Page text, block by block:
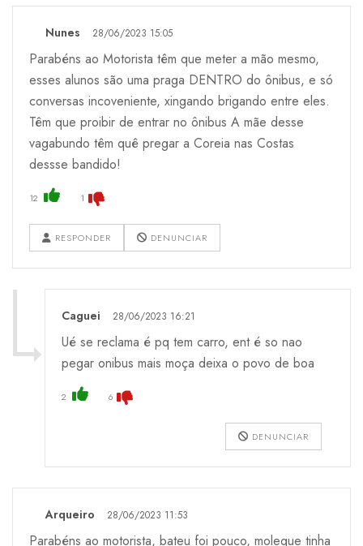
Nunes 28/06/2023 15:05
Parabéns ao Motorista têm que meter a mão mesmo,
esses alunos são uma praga DENTRO do ônibus, e só
conversas incoveniente, xingando brigando entre eles.
Têm que proibir de entrar no ônibus A mãe desse
vagabundo têm quê pregar a Coreia nas Costas
dessse bandido!
12 1
RESPONDER DENUNCIAR
Caguei 28/06/2023 16:21
Ué se reclama é pq tem carro, ent é so nao
pegar onibus mais moça deixa o povo de boa
2 6
DENUNCIAR
Arqueiro 28/06/2023 11:53
Parabéns ao motorista, bateu foi pouco, moleque tinha